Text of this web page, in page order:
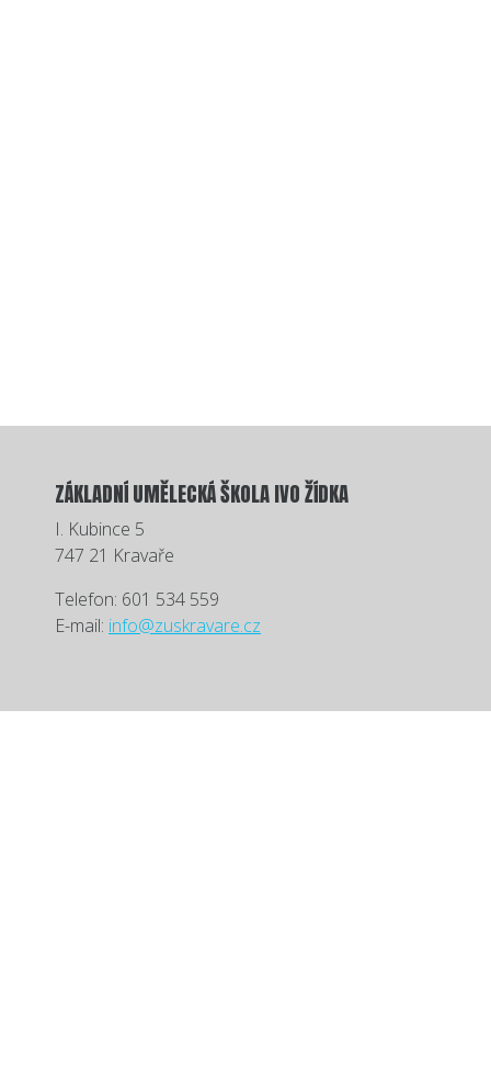
ZÁKLADNÍ UMĚLECKÁ ŠKOLA IVO ŽÍDKA
I. Kubince 5
747 21 Kravaře
Telefon: 601 534 559
E-mail: info@zuskravare.cz